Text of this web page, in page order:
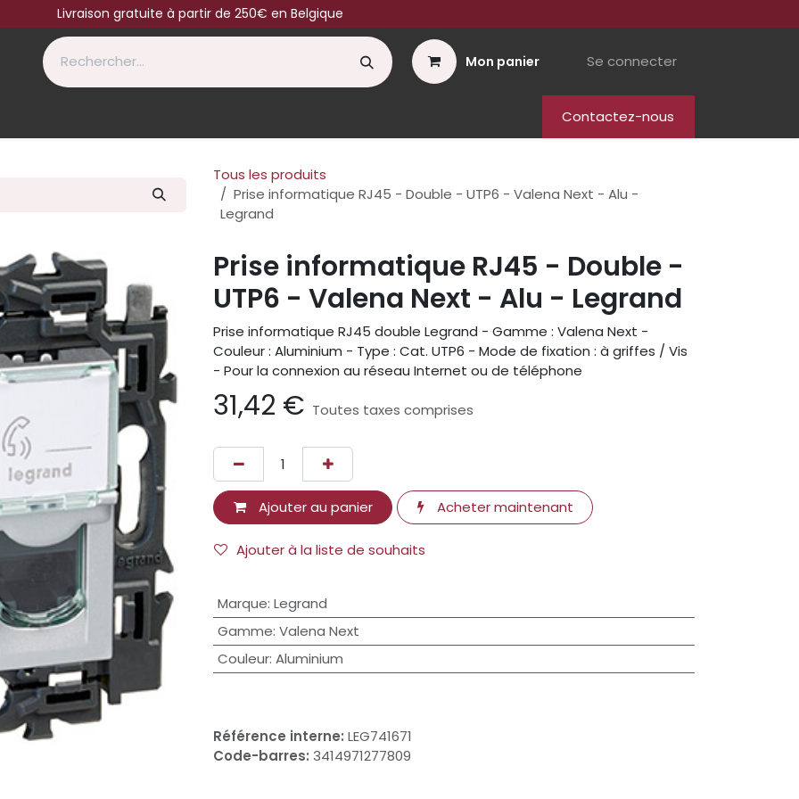
Livraison gratuite à partir de 250€ en Belgique
Mon panier Se connecter
Contactez-nous
Tous les produits
Prise informatique RJ45 - Double - UTP6 - Valena Next - Alu -
Legrand
Prise informatique RJ45 - Double -
UTP6 - Valena Next - Alu - Legrand
Prise informatique RJ45 double Legrand - Gamme : Valena Next -
Couleur : Aluminium - Type : Cat. UTP6 - Mode de fixation : à griffes / Vis
- Pour la connexion au réseau Internet ou de téléphone
31,42 € Toutes taxes comprises
Ajouter au panier Acheter maintenant
Ajouter à la liste de souhaits
Marque: Legrand
Gamme: Valena Next
Couleur: Aluminium
Référence interne: LEG741671
Code-barres: 3414971277809